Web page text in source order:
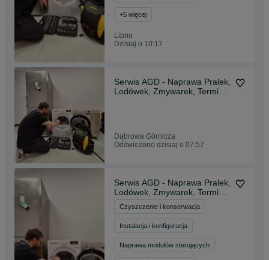
+5 więcej
Lipno
Dzisiaj o 10:17
Serwis AGD - Naprawa Pralek,
Lodówek, Zmywarek, Terminy
Dąbrowa Górnicza
Odświeżono dzisiaj o 07:57
Serwis AGD - Naprawa Pralek,
Lodówek, Zmywarek, Terminy
Czyszczenie i konserwacja
Instalacja i konfiguracja
Naprawa modułów sterujących